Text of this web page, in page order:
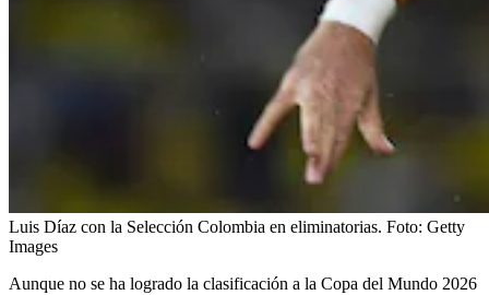
Luis Díaz con la Selección Colombia en eliminatorias. Foto: Getty
Images
Aunque no se ha logrado la clasificación a la Copa del Mundo 2026